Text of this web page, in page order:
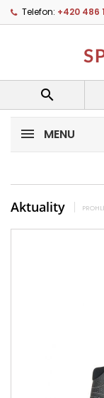
Telefon: +420 486

MENU
Aktuality